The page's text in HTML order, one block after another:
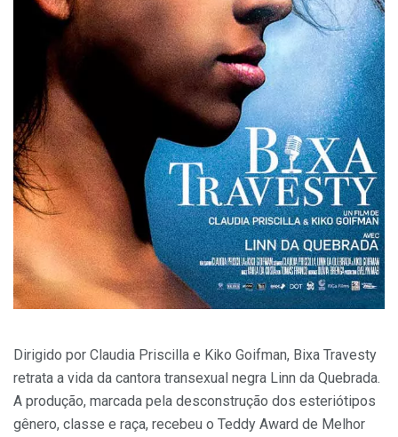
Dirigido por Claudia Priscilla e Kiko Goifman, Bixa Travesty
retrata a vida da cantora transexual negra Linn da Quebrada.
A produção, marcada pela desconstrução dos esteriótipos
gênero, classe e raça, recebeu o Teddy Award de Melhor